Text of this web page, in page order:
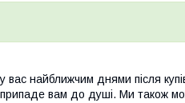
найближчим днями після
вам до душі. Ми також